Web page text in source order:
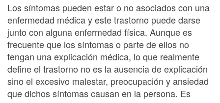
Los síntomas pueden estar o no asociados con una
enfermedad médica y este trastorno puede darse
junto con alguna enfermedad física. Aunque es
frecuente que los síntomas o parte de ellos no
tengan una explicación médica, lo que realmente
define el trastorno no es la ausencia de explicación
sino el excesivo malestar, preocupación y ansiedad
que dichos síntomas causan en la persona. Es